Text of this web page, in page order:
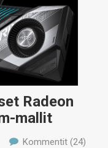
Radeon
mallit
Kommentit (24)